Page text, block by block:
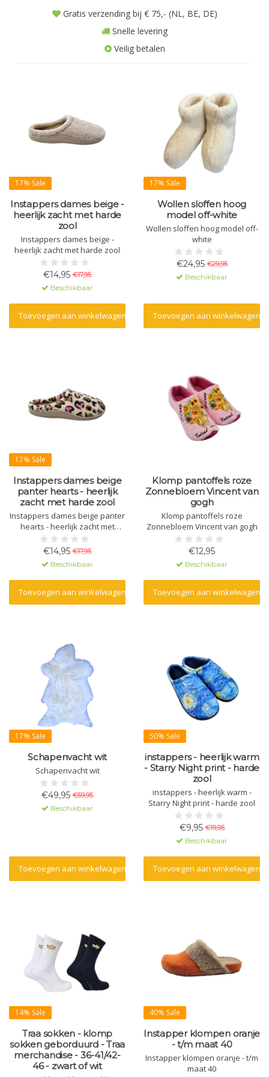
Gratis verzending bij € 75,- (NL, BE, DE)
Snelle levering
Veilig betalen
17% Sale
Instappers dames beige -
heerlijk zacht met harde
zool
Instappers dames beige -
heerlijk zacht met harde zool
€14,95 €17,95
Beschikbaar
Toevoegen aan winkelwagen
17% Sale
Wollen sloffen hoog
model off-white
Wollen sloffen hoog model off-
white
€24,95 €29,95
Beschikbaar
Toevoegen aan winkelwagen
17% Sale
Instappers dames beige
panter hearts - heerlijk
zacht met harde zool
Instappers dames beige panter
hearts - heerlijk zacht met
harde zool
€14,95 €17,95
Beschikbaar
Toevoegen aan winkelwagen
Klomp pantoffels roze
Zonnebloem Vincent van
gogh
Klomp pantoffels roze
Zonnebloem Vincent van gogh
€12,95
Beschikbaar
Toevoegen aan winkelwagen
17% Sale
Schapenvacht wit
Schapenvacht wit
€49,95 €59,95
Beschikbaar
Toevoegen aan winkelwagen
50% Sale
instappers - heerlijk warm
- Starry Night print - harde
zool
instappers - heerlijk warm -
Starry Night print - harde zool
€9,95 €19,95
Beschikbaar
Toevoegen aan winkelwagen
14% Sale
Traa sokken - klomp
sokken geborduurd - Traa
merchandise - 36-41/42-
46 - zwart of wit
40% Sale
Instapper klompen oranje
- t/m maat 40
Instapper klompen oranje - t/m
maat 40